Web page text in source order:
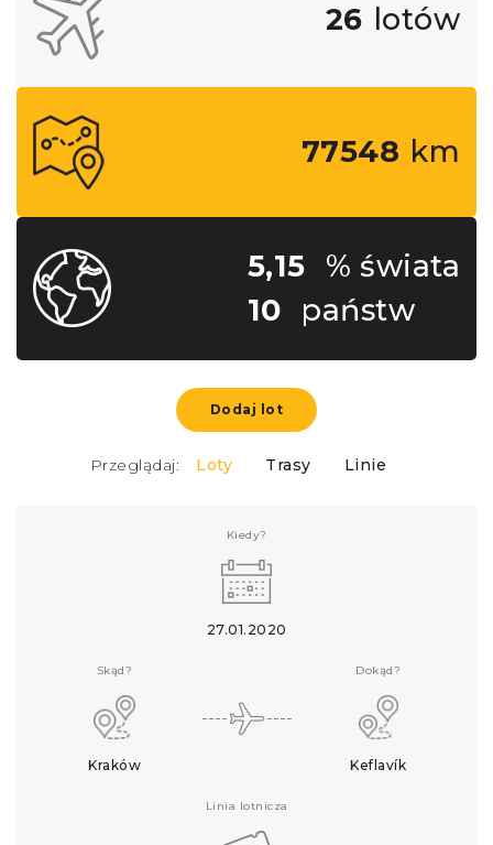
26 lotów
77548 km
5,15
% świata
10
państw
Dodaj lot
Przeglądaj: Loty Trasy Linie
Kiedy?
27.01.2020
Skąd?
Kraków
Dokąd?
Keflavík
Linia lotnicza